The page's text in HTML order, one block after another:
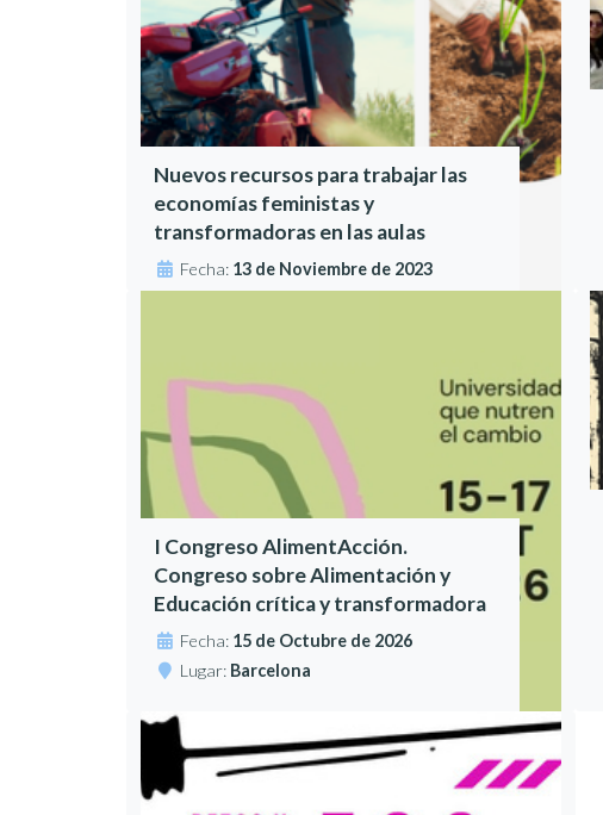
Nuevos recursos para trabajar las
economías feministas y
transformadoras en las aulas
Fecha: 13 de Noviembre de 2023
I Congreso AlimentAcción.
Congreso sobre Alimentación y
Educación crítica y transformadora
Fecha: 15 de Octubre de 2026
Lugar: Barcelona